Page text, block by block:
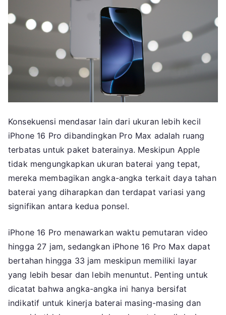
Konsekuensi mendasar lain dari ukuran lebih kecil
iPhone 16 Pro dibandingkan Pro Max adalah ruang
terbatas untuk paket baterainya. Meskipun Apple
tidak mengungkapkan ukuran baterai yang tepat,
mereka membagikan angka-angka terkait daya tahan
baterai yang diharapkan dan terdapat variasi yang
signifikan antara kedua ponsel.
iPhone 16 Pro menawarkan waktu pemutaran video
hingga 27 jam, sedangkan iPhone 16 Pro Max dapat
bertahan hingga 33 jam meskipun memiliki layar
yang lebih besar dan lebih menuntut. Penting untuk
dicatat bahwa angka-angka ini hanya bersifat
indikatif untuk kinerja baterai masing-masing dan